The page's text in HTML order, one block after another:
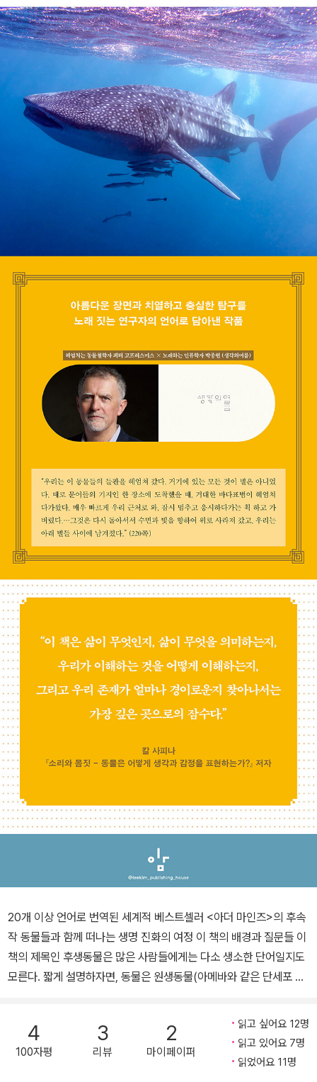
20개 이상 언어로 번역된 세계적 베스트셀러 <아더 마인즈>의 후속
작 동물들과 함께 떠나는 생명 진화의 여정 이 책의 배경과 질문들 이
책의 제목인 후생동물은 많은 사람들에게는 다소 생소한 단어일지도
모른다. 짧게 설명하자면, 동물은 원생동물(아메바와 같은 단세포 생
형성하는 여러 개의 세포로 이루어져 있기 때문에 원론적으로는 후생
동물이라고 할 수 있지만, 많은 경우 물고기, 새, 양서류, 파충류, 포유
류 등 인간을 제외한 동물을 지칭하기 위해 이 단어를 사용한다. 전작
4
100자평
3
리뷰
2
마이페이퍼
읽고 싶어요 12명
읽고 있어요 7명
읽었어요 11명